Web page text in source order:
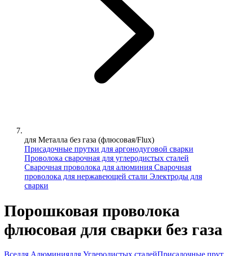
для Металла без газа (флюсовая/Flux)
Присадочные прутки для аргонодуговой сварки
Проволока сварочная для углеродистых сталей
Сварочная проволока для алюминия Сварочная
проволока для нержавеющей стали Электроды для
сварки
Порошковая проволока
флюсовая для сварки без газа